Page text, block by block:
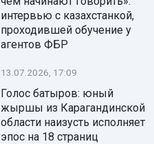
интервью с казахстанкой,
проходившей обучение у
агентов ФБР
13.07.2026, 17:09
Голос батыров: юный
жыршы из Карагандинской
области наизусть исполняет
эпос на 18 страниц